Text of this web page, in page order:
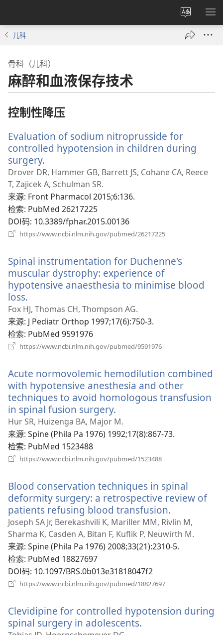
更
改
网
显
儿科
骨科（儿科）
麻醉和血液保存技术
控制性降压
Evaluation of sodium nitroprusside for
controlled hypotension in children during
surgery.
开
新
窗
口）
Drover DR, Hammer GB, Barrett JS, Cohane CA, Reece
T, Zajicek A, Schulman SR.
来源‎: Front Pharmacol 2015;6:136.
检索‎: PubMed 26217225
DOI码‎: 10.3389/fphar.2015.00136
https://www.ncbi.nlm.nih.gov/pubmed/26217225
窗
Spinal instrumentation for Duchenne's
muscular dystrophy: experience of
hypotensive anaesthesia to minimise blood
loss.
开
新
窗
口）
Fox HJ, Thomas CH, Thompson AG.
来源‎: J Pediatr Orthop 1997;17(6):750-3.
检索‎: PubMed 9591976
https://www.ncbi.nlm.nih.gov/pubmed/9591976
窗
口）
Acute normovolemic hemodilution combined
with hypotensive anesthesia and other
techniques to avoid homologous transfusion
in spinal fusion surgery.
开
新
口）
Hur SR, Huizenga BA, Major M.
来源‎: Spine (Phila Pa 1976) 1992;17(8):867-73.
检索‎: PubMed 1523488
https://www.ncbi.nlm.nih.gov/pubmed/1523488
窗
口）
Blood conservation techniques in spinal
deformity surgery: a retrospective review of
patients refusing blood transfusion.
开
新
窗
Joseph SA Jr, Berekashvili K, Mariller MM, Rivlin M,
Sharma K, Casden A, Bitan F, Kuflik P, Neuwirth M.
来源‎: Spine (Phila Pa 1976) 2008;33(21):2310-5.
检索‎: PubMed 18827697
DOI码‎: 10.1097/BRS.0b013e31818047f2
https://www.ncbi.nlm.nih.gov/pubmed/18827697
窗
Clevidipine for controlled hypotension during
spinal surgery in adolescents.